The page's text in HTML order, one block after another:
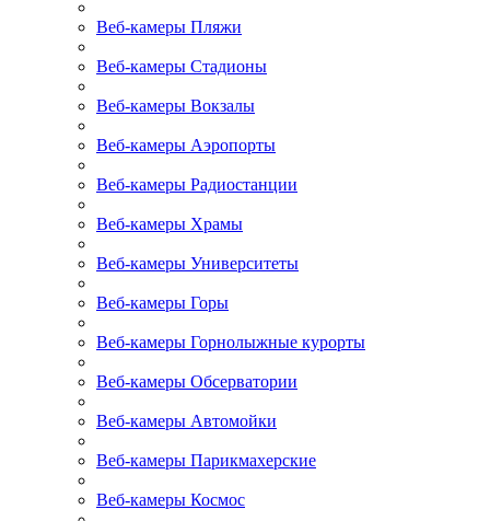
Веб-камеры Пляжи
Веб-камеры Стадионы
Веб-камеры Вокзалы
Веб-камеры Аэропорты
Веб-камеры Радиостанции
Веб-камеры Храмы
Веб-камеры Университеты
Веб-камеры Горы
Веб-камеры Горнолыжные курорты
Веб-камеры Обсерватории
Веб-камеры Автомойки
Веб-камеры Парикмахерские
Веб-камеры Космос